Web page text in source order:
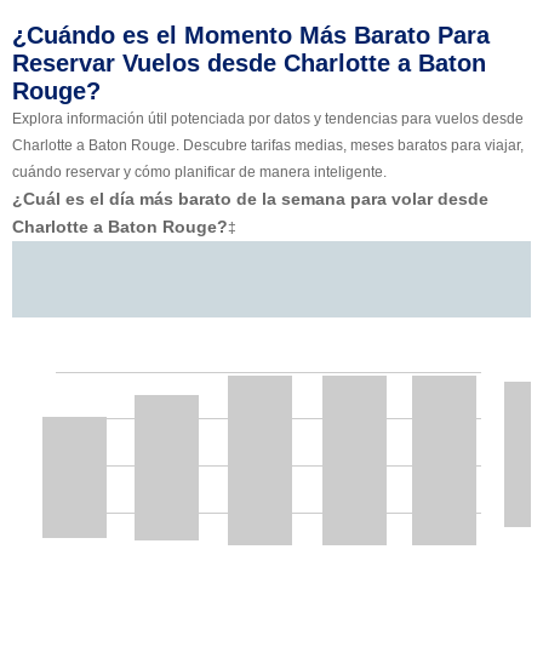
¿Cuándo es el Momento Más Barato Para
Reservar Vuelos desde Charlotte a Baton
Rouge?
Explora información útil potenciada por datos y tendencias para vuelos desde
Charlotte a Baton Rouge. Descubre tarifas medias, meses baratos para viajar,
cuándo reservar y cómo planificar de manera inteligente.
¿Cuál es el día más barato de la semana para volar desde
Charlotte a Baton Rouge?‡